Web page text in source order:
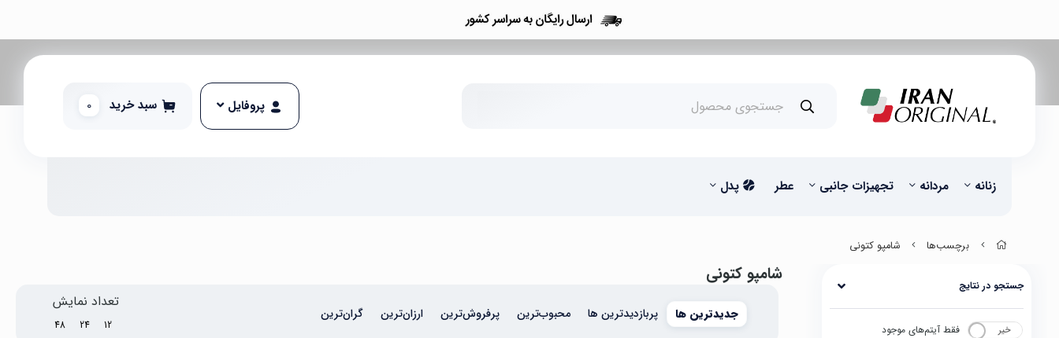
پروفایل سبد خرید 0
زنانه مردانه تجهیزات جانبی عطر پدل
برچسب‌ها شامپو کتونی
جستجو در نتایج
بله خیر فقط آیتم‌های موجود
شامپو کتونی
جدیدترین ها پربازدیدترین ها محبوب‌‌ترین پرفروش‌ترین ارزان‌ترین گران‌ترین
تعداد نمایش
12
24
48